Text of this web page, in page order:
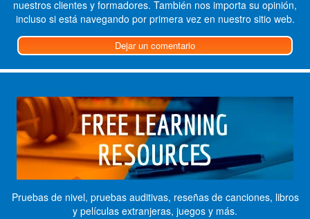
nuestros clientes y formadores. También nos importa su opinión,
incluso si está navegando por primera vez en nuestro sitio web.
Dejar un comentario
Pruebas de nivel, pruebas auditivas, reseñas de canciones, libros
y películas extranjeras, juegos y más.